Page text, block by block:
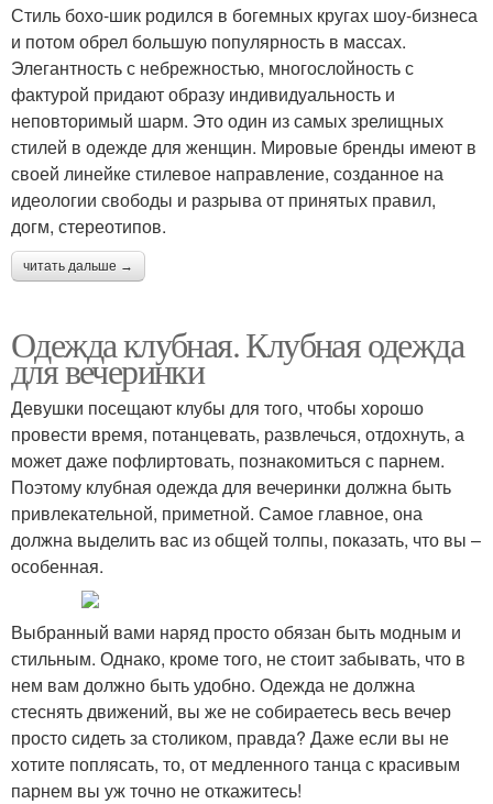
Стиль бохо-шик родился в богемных кругах шоу-бизнеса
и потом обрел большую популярность в массах.
Элегантность с небрежностью, многослойность с
фактурой придают образу индивидуальность и
неповторимый шарм. Это один из самых зрелищных
стилей в одежде для женщин. Мировые бренды имеют в
своей линейке стилевое направление, созданное на
идеологии свободы и разрыва от принятых правил,
догм, стереотипов.
читать дальше →
Одежда клубная. Клубная одежда
для вечеринки
Девушки посещают клубы для того, чтобы хорошо
провести время, потанцевать, развлечься, отдохнуть, а
может даже пофлиртовать, познакомиться с парнем.
Поэтому клубная одежда для вечеринки должна быть
привлекательной, приметной. Самое главное, она
должна выделить вас из общей толпы, показать, что вы –
особенная.
Выбранный вами наряд просто обязан быть модным и
стильным. Однако, кроме того, не стоит забывать, что в
нем вам должно быть удобно. Одежда не должна
стеснять движений, вы же не собираетесь весь вечер
просто сидеть за столиком, правда? Даже если вы не
хотите поплясать, то, от медленного танца с красивым
парнем вы уж точно не откажитесь!